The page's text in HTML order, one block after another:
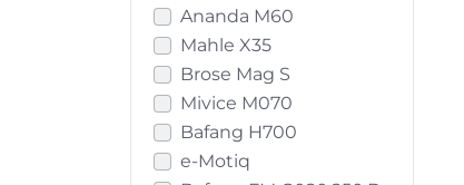
Ananda M60
Mahle X35
Brose Mag S
Mivice M070
Bafang H700
e-Motiq